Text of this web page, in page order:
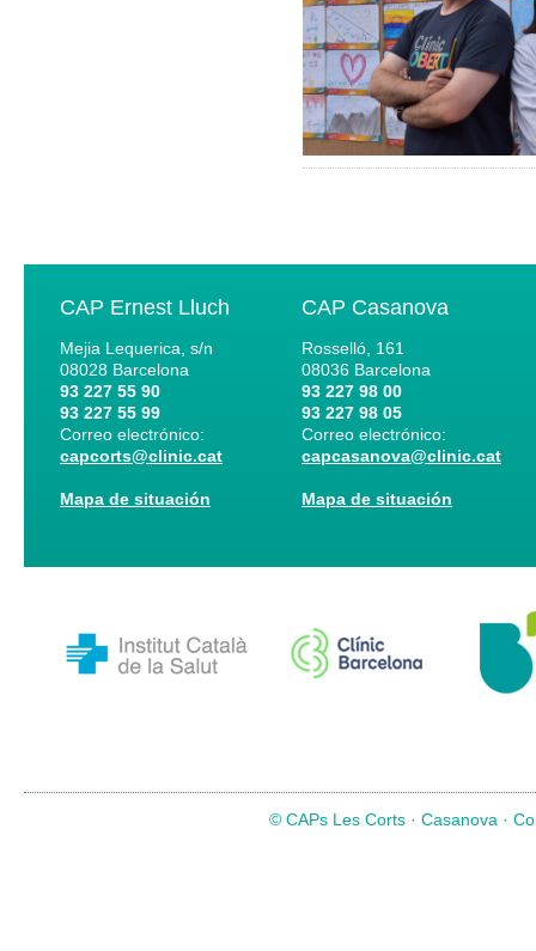
CAP Ernest Lluch
Mejia Lequerica, s/n
08028 Barcelona
93 227 55 90
93 227 55 99
Correo electrónico:
capcorts@clinic.cat
Mapa de situación
CAP Casanova
Rosselló, 161
08036 Barcelona
93 227 98 00
93 227 98 05
Correo electrónico:
capcasanova@clinic.cat
Mapa de situación
© CAPs Les Corts · Casanova ·